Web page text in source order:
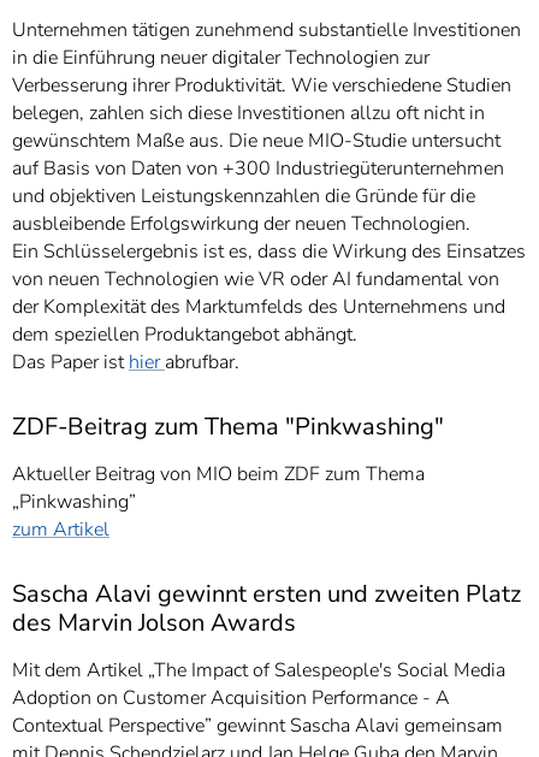
Unternehmen tätigen zunehmend substantielle Investitionen
in die Einführung neuer digitaler Technologien zur
Verbesserung ihrer Produktivität. Wie verschiedene Studien
belegen, zahlen sich diese Investitionen allzu oft nicht in
gewünschtem Maße aus. Die neue MIO-Studie untersucht
auf Basis von Daten von +300 Industriegüterunternehmen
und objektiven Leistungskennzahlen die Gründe für die
ausbleibende Erfolgswirkung der neuen Technologien.
Ein Schlüsselergebnis ist es, dass die Wirkung des Einsatzes
von neuen Technologien wie VR oder AI fundamental von
der Komplexität des Marktumfelds des Unternehmens und
dem speziellen Produktangebot abhängt.
Das Paper isthierabrufbar.
ZDF-Beitrag zum Thema "Pinkwashing"
Aktueller Beitrag von MIO beim ZDF zum Thema
„Pinkwashing”
zum Artikel
Sascha Alavi gewinnt ersten und zweiten Platz
des Marvin Jolson Awards
Mit dem Artikel „The Impact of Salespeople's Social Media
Adoption on Customer Acquisition Performance - A
Contextual Perspective” gewinnt Sascha Alavi gemeinsam